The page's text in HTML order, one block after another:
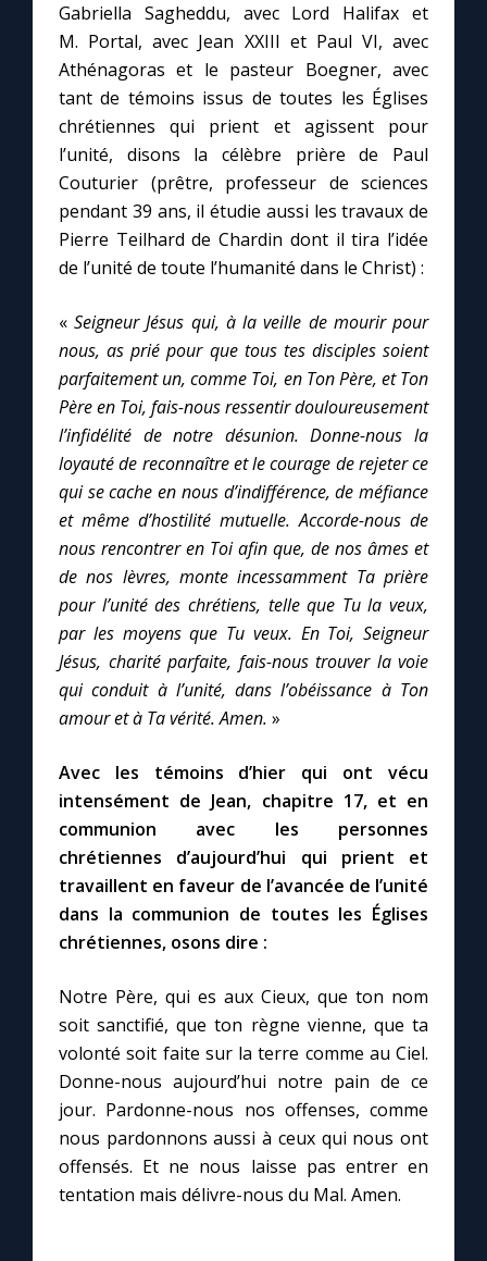
Gabriella Sagheddu, avec Lord Halifax et
M. Portal, avec Jean XXIII et Paul VI, avec
Athénagoras et le pasteur Boegner, avec
tant de témoins issus de toutes les Églises
chrétiennes qui prient et agissent pour
l’unité, disons la célèbre prière de Paul
Couturier (prêtre, professeur de sciences
pendant 39 ans, il étudie aussi les travaux de
Pierre Teilhard de Chardin dont il tira l’idée
de l’unité de toute l’humanité dans le Christ) :
«Seigneur Jésus qui, à la veille de mourir pour
nous, as prié pour que tous tes disciples soient
parfaitement un, comme Toi, en Ton Père, et Ton
Père en Toi, fais-nous ressentir douloureusement
l’infidélité de notre désunion. Donne-nous la
loyauté de reconnaître et le courage de rejeter ce
qui se cache en nous d’indifférence, de méfiance
et même d’hostilité mutuelle. Accorde-nous de
nous rencontrer en Toi afin que, de nos âmes et
de nos lèvres, monte incessamment Ta prière
pour l’unité des chrétiens, telle que Tu la veux,
par les moyens que Tu veux. En Toi, Seigneur
Jésus, charité parfaite, fais-nous trouver la voie
qui conduit à l’unité, dans l’obéissance à Ton
amour et à Ta vérité. Amen. »
Avec les témoins d’hier qui ont vécu
intensément de Jean, chapitre 17, et en
communion avec les personnes
chrétiennes d’aujourd’hui qui prient et
travaillent en faveur de l’avancée de l’unité
dans la communion de toutes les Églises
chrétiennes, osons dire :
Notre Père, qui es aux Cieux, que ton nom
soit sanctifié, que ton règne vienne, que ta
volonté soit faite sur la terre comme au Ciel.
Donne-nous aujourd’hui notre pain de ce
jour. Pardonne-nous nos offenses, comme
nous pardonnons aussi à ceux qui nous ont
offensés. Et ne nous laisse pas entrer en
tentation mais délivre-nous du Mal. Amen.